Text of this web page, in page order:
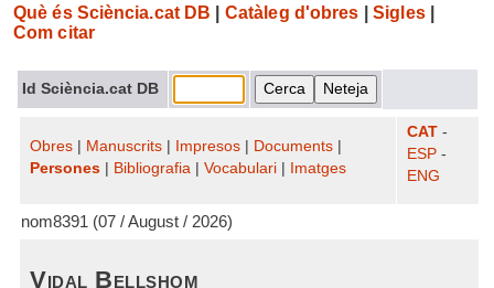
Què és Sciència.cat DB Catàleg d'obres Sigles|
Com citar
Id Sciència.cat DB
Obres Manuscrits Impresos Documents
Persones
Bibliografia Vocabulari Imatges
CAT -
ESP -
ENG
nom8391 (07 / August / 2026)
Vidal Bellshom